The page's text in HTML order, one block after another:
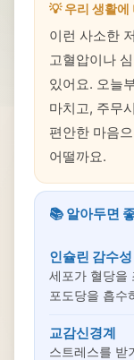
💡 우리 생활에
이런 사소한
고혈압이나
있어요. 오늘
마치고, 주무
편안한 마음
어떨까요.
📚 알아두면
인슐린 감수성
세포가 혈당을
포도당을 흡수
교감신경계
스트레스를 받